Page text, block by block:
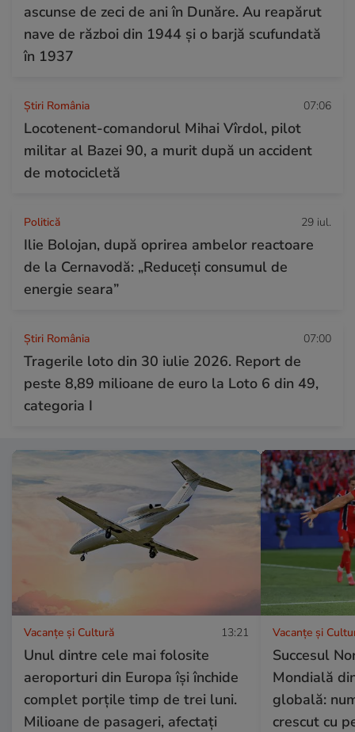
ascunse de zeci de ani în Dunăre. Au reapărut
nave de război din 1944 și o barjă scufundată
în 1937
Știri România 07:06
Locotenent-comandorul Mihai Vîrdol, pilot
militar al Bazei 90, a murit după un accident
de motocicletă
Politică 29 iul.
Ilie Bolojan, după oprirea ambelor reactoare
de la Cernavodă: „Reduceți consumul de
energie seara”
Știri România 07:00
Tragerile loto din 30 iulie 2026. Report de
peste 8,89 milioane de euro la Loto 6 din 49,
categoria I
Vacanțe și Cultură 13:21
Unul dintre cele mai folosite
aeroporturi din Europa își închide
complet porțile timp de trei luni.
Milioane de pasageri, afectați
Vacanțe și
Succesul
Mondială
globală:
crescut cu